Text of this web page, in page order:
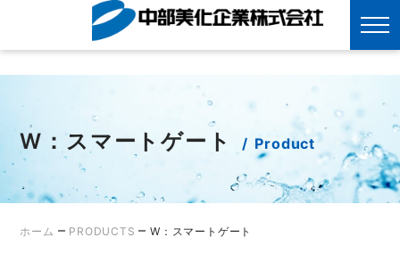
W：スマートゲート Product
ホーム – PRODUCTS – W：スマートゲート